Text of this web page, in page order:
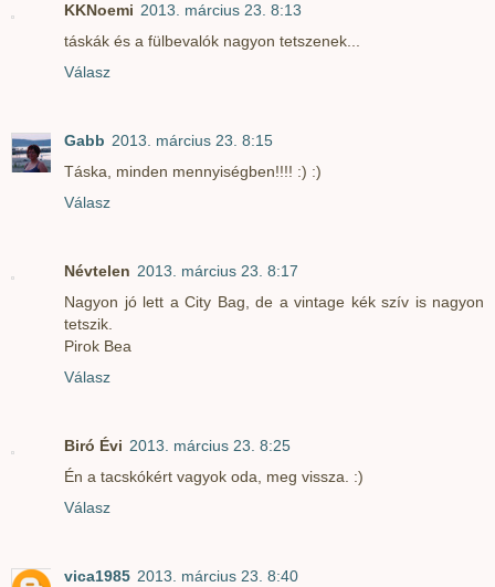
KKNoemi 2013. március 23. 8:13
táskák és a fülbevalók nagyon tetszenek...
Válasz
Gabb 2013. március 23. 8:15
Táska, minden mennyiségben!!!! :) :)
Válasz
Névtelen 2013. március 23. 8:17
Nagyon jó lett a City Bag, de a vintage kék szív is nagyon
tetszik.
Pirok Bea
Válasz
Biró Évi 2013. március 23. 8:25
Én a tacskókért vagyok oda, meg vissza. :)
Válasz
vica1985 2013. március 23. 8:40